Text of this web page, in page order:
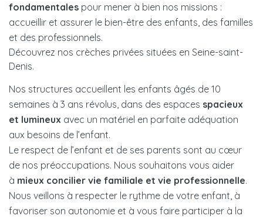
fondamentales pour mener à bien nos missions :
accueillir et assurer le bien-être des enfants, des familles
et des professionnels.
Découvrez nos crèches privées situées en Seine-saint-
Denis.
Nos structures accueillent les enfants âgés de 10
semaines à 3 ans révolus, dans des espaces spacieux
et lumineux avec un matériel en parfaite adéquation
aux besoins de l’enfant.
Le respect de l’enfant et de ses parents sont au cœur
de nos préoccupations. Nous souhaitons vous aider
à mieux concilier vie familiale et vie professionnelle.
Nous veillons à respecter le rythme de votre enfant, à
favoriser son autonomie et à vous faire participer à la